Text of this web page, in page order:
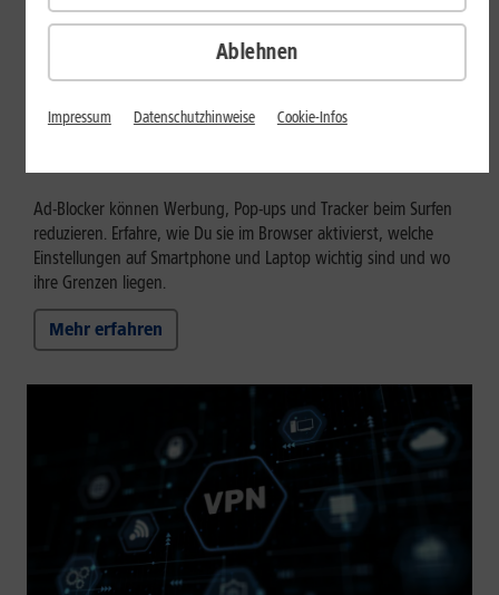
Internet zuhause
Ad-Blocker aktivieren: Werbung
Ad-Blocker können Werbung, Pop-ups und Tracker beim Surfen
reduzieren. Erfahre, wie Du sie im Browser aktivierst, welche
Einstellungen auf Smartphone und Laptop wichtig sind und wo
ihre Grenzen liegen.
Mehr erfahren
Ablehnen
Impressum Datenschutzhinweise Cookie-Infos